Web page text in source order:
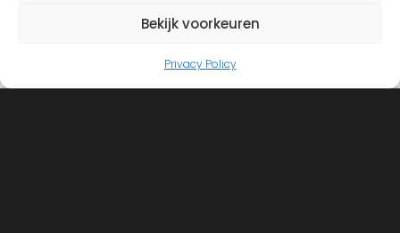
Bekijk voorkeuren
Privacy Policy